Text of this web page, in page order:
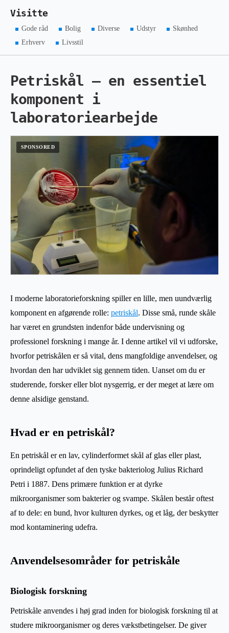
Visitte
Gode råd Bolig Diverse Udstyr
Skønhed
Erhverv
Livsstil
Petriskål – en essentiel
komponent i
laboratoriearbejde
I moderne laboratorieforskning spiller en lille, men uundværlig
komponent en afgørende rolle: petriskål. Disse små, runde skåle
har været en grundsten indenfor både undervisning og
professionel forskning i mange år. I denne artikel vil vi udforske,
hvorfor petriskålen er så vital, dens mangfoldige anvendelser, og
hvordan den har udviklet sig gennem tiden. Uanset om du er
studerende, forsker eller blot nysgerrig, er der meget at lære om
denne alsidige genstand.
Hvad er en petriskål?
En petriskål er en lav, cylinderformet skål af glas eller plast,
oprindeligt opfundet af den tyske bakteriolog Julius Richard
Petri i 1887. Dens primære funktion er at dyrke
mikroorganismer som bakterier og svampe. Skålen består oftest
af to dele: en bund, hvor kulturen dyrkes, og et låg, der beskytter
mod kontaminering udefra.
Anvendelsesområder for petriskåle
Biologisk forskning
Petriskåle anvendes i høj grad inden for biologisk forskning til at
studere mikroorganismer og deres vækstbetingelser. De giver